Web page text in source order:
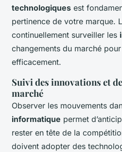
technologiques est
pertinence de votre marque.
continuellement surveiller les
changements du marché pour
efficacement.
Suivi des innovations et
marché
Observer les mouvements
informatique permet
rester en tête de la
doivent adopter des